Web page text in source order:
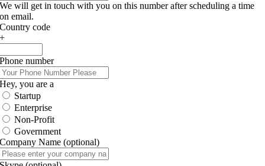
We will get in touch with you on this number after scheduling a time
on email.
Country code
+
Phone number
Hey, you are a
Startup
Enterprise
Non-Profit
Government
Company Name (optional)